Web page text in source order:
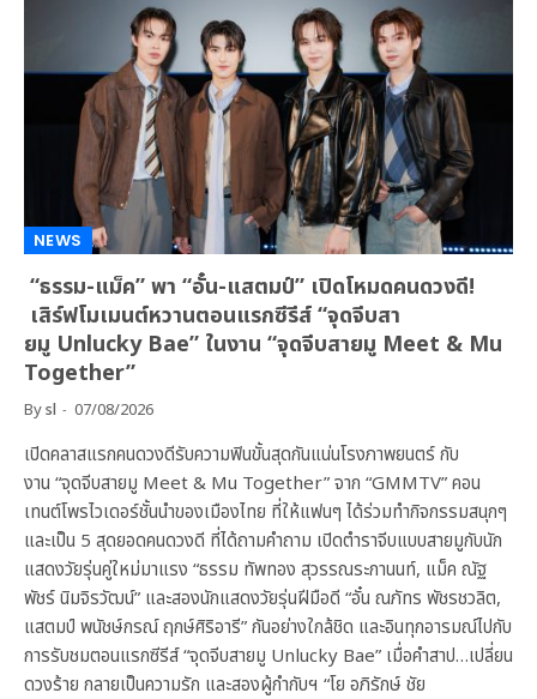
NEWS
“ธรรม-แม็ค” พา “อั๋น-แสตมป์” เปิดโหมดคนดวงดี!
เสิร์ฟโมเมนต์หวานตอนแรกซีรีส์ “จุดจีบสา
ยมู Unlucky Bae” ในงาน “จุดจีบสายมู Meet & Mu
Together”
Bysl 07/08/2026
เปิดคลาสแรกคนดวงดีรับความฟินขั้นสุดกันแน่นโรงภาพยนตร์ กับ
งาน “จุดจีบสายมู Meet & Mu Together” จาก “GMMTV” คอน
เทนต์โพรไวเดอร์ชั้นนำของเมืองไทย ที่ให้แฟนๆ ได้ร่วมทำกิจกรรมสนุกๆ
และเป็น 5 สุดยอดคนดวงดี ที่ได้ถามคำถาม เปิดตำราจีบแบบสายมูกับนัก
แสดงวัยรุ่นคู่ใหม่มาแรง “ธรรม ทัพทอง สุวรรณระกานนท์, แม็ค ณัฐ
พัชร์ นิมจิรวัฒน์” และสองนักแสดงวัยรุ่นฝีมือดี “อั๋น ณภัทร พัชรชวลิต,
แสตมป์ พนัชษ์กรณ์ ฤกษ์ศิริอารี” กันอย่างใกล้ชิด และอินทุกอารมณ์ไปกับ
การรับชมตอนแรกซีรีส์ “จุดจีบสายมู Unlucky Bae” เมื่อคำสาป…เปลี่ยน
ดวงร้าย กลายเป็นความรัก และสองผู้กำกับฯ “โย อภิรักษ์ ชัย